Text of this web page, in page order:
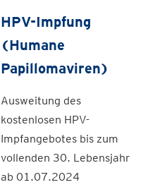
HPV-Impfung
(Humane
Papillomaviren)
Ausweitung des
kostenlosen HPV-
Impfangebotes bis zum
vollenden 30. Lebensjahr
ab 01.07.2024